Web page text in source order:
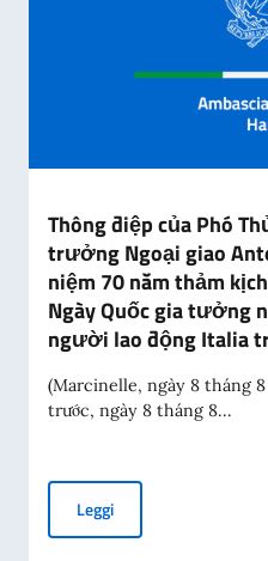
Thông điệp của Phó
trưởng Ngoại giao
niệm 70 năm thảm
Ngày Quốc gia tưởng
người lao động Italia
(Marcinelle, ngày 8 tháng
trước, ngày 8 tháng 8...
LeggiThông điệp của Phó